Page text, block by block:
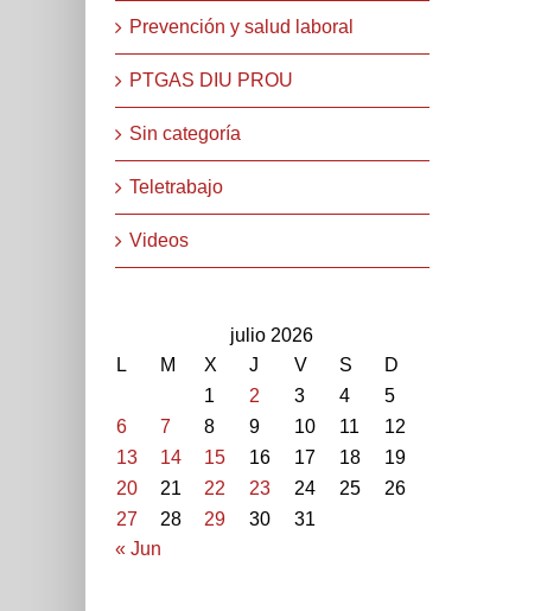
Prevención y salud laboral
PTGAS DIU PROU
Sin categoría
Teletrabajo
Videos
julio 2026
L
M X J V S
D
1
2 3 4
5
6
7 8 9 10 11
12
13
14 15 16 17 18
19
20
21 22 23 24 25
26
27
28 29 30
31
« Jun